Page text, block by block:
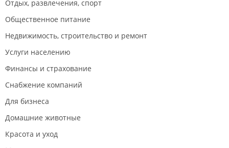
Отдых, развлечения, спорт
Общественное питание
Недвижимость, строительство и ремонт
Услуги населению
Финансы и страхование
Снабжение компаний
Для бизнеса
Домашние животные
Красота и уход